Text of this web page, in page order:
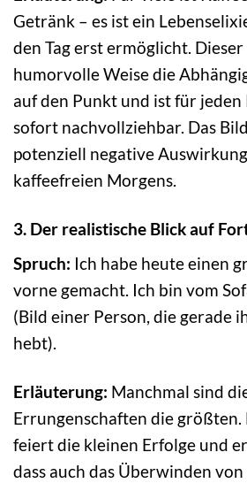
Getränk – es ist ein
den Tag erst ermöglicht.
humorvolle Weise die
auf den Punkt und ist für
sofort nachvollziehbar. Das
potenziell negative
kaffeefreien Morgens.
3. Der realistische Blick auf
Spruch: Ich habe heute einen
vorne gemacht. Ich bin vom
(Bild einer Person, die gerade
hebt).
Erläuterung: Manchmal sind
Errungenschaften die größten.
feiert die kleinen Erfolge und
dass auch das Überwinden